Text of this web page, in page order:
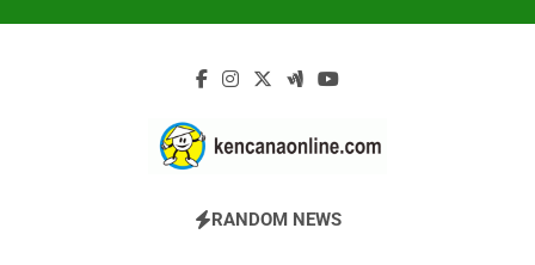
Kencana Online
Jasa Pengelolaan Sampah Kawasan
RANDOM NEWS